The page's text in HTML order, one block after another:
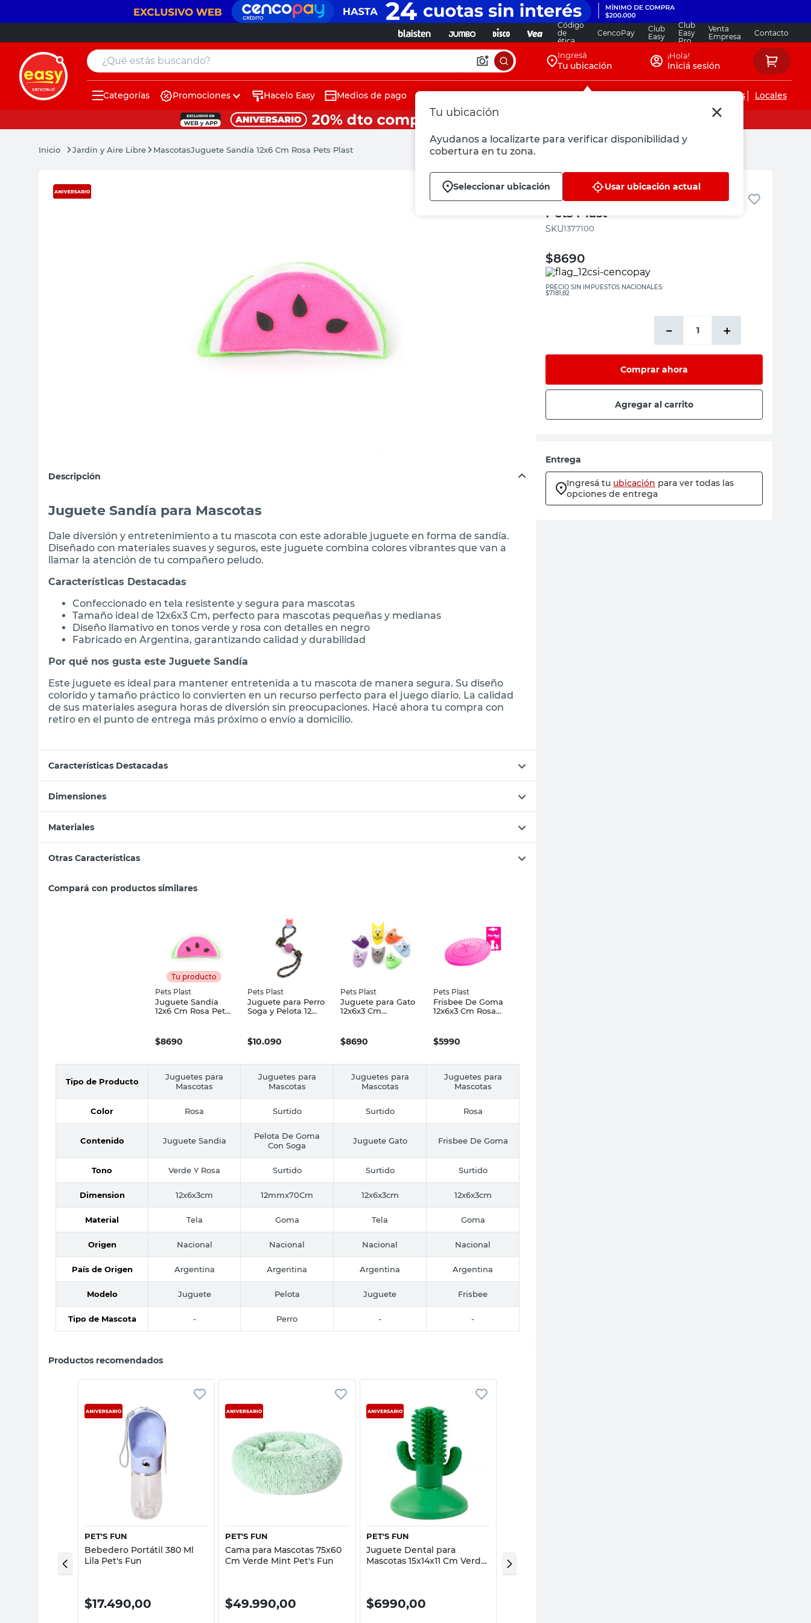
Código
de
ética
CencoPay
Club
Easy
Club
Easy
Pro
Venta
Empresa
Contacto
¿Qué estás buscando? Ingresá
Tu ubicación
Tu ubicación
Ayudanos a localizarte para verificar disponibilidad y
cobertura en tu zona.
Seleccionar ubicación Usar ubicación actual
¡Hola!
Iniciá sesión
Categorías Promociones Hacelo Easy Medios de pago Servicios de instalaciones Locales
Jardín y Aire Libre MascotasJuguete Sandía 12x6 Cm Rosa Pets Plast
Descripción
Juguete Sandía para Mascotas
Dale diversión y entretenimiento a tu mascota con este adorable juguete en forma de sandía.
Diseñado con materiales suaves y seguros, este juguete combina colores vibrantes que van a
llamar la atención de tu compañero peludo.
Características Destacadas
Confeccionado en tela resistente y segura para mascotas
Tamaño ideal de 12x6x3 Cm, perfecto para mascotas pequeñas y medianas
Diseño llamativo en tonos verde y rosa con detalles en negro
Fabricado en Argentina, garantizando calidad y durabilidad
Por qué nos gusta este Juguete Sandía
Este juguete es ideal para mantener entretenida a tu mascota de manera segura. Su diseño
colorido y tamaño práctico lo convierten en un recurso perfecto para el juego diario. La calidad
de sus materiales asegura horas de diversión sin preocupaciones. Hacé ahora tu compra con
retiro en el punto de entrega más próximo o envío a domicilio.
Características Destacadas
Dimensiones
Materiales
Otras Características
Compará con productos similares
Tu producto
Pets Plast
Juguete Sandía
12x6 Cm Rosa Pets
$8690
Pets Plast
Juguete para Perro
Soga y Pelota 12
$10.090
Pets Plast
Juguete para Gato
12x6x3 Cm
$8690
Pets Plast
Frisbee De Goma
12x6x3 Cm Rosa
$5990
Tipo de Producto
Juguetes para
Mascotas
Juguetes para
Mascotas
Juguetes para
Mascotas
Juguetes para
Mascotas
Color Rosa Surtido Surtido Rosa
Contenido Juguete Sandia
Pelota De Goma
Con Soga
Juguete Gato Frisbee De Goma
Tono Verde Y Rosa Surtido Surtido Surtido
Dimension 12x6x3cm 12mmx70Cm 12x6x3cm 12x6x3cm
Material Tela Goma Tela Goma
Origen Nacional Nacional Nacional Nacional
País de Origen Argentina Argentina Argentina Argentina
Modelo Juguete Pelota Juguete Frisbee
Tipo de Mascota - Perro - -
Productos recomendados
PET'S FUN
Bebedero Portátil 380 Ml
Lila Pet's Fun
$17.490,00
Vista rápida
PET'S FUN
Cama para Mascotas 75x60
Cm Verde Mint Pet's Fun
$49.990,00
Vista rápida
PET'S FUN
Juguete Dental para
Mascotas 15x14x11 Cm Verde
$6990,00
15x6x5 Cm Gris Pet's Fun
Pets Plast
Juguete Sandía 12x6 Cm Rosa
Pets Plast
:1377100
$8690
PRECIO SIN IMPUESTOS NACIONALES:
$7181,82
＋
－
Comprar ahora
Agregar al carrito
Entrega
Ingresá tu ubicación para ver todas las
opciones de entrega
muebles